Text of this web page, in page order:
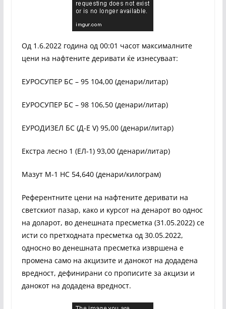
Од 1.6.2022 година од 00:01 часот максималните
цени на нафтените деривати ќе изнесуваат:
ЕУРОСУПЕР БС – 95 104,00 (денари/литар)
ЕУРОСУПЕР БС – 98 106,50 (денари/литар)
ЕУРОДИЗЕЛ БС (Д-Е V) 95,00 (денари/литар)
Екстра лесно 1 (ЕЛ-1) 93,00 (денари/литар)
Мазут М-1 НС 54,640 (денари/килограм)
Референтните цени на нафтените деривати на
светскиот пазар, како и курсот на денарот во однос
на доларот, во денешната пресметка (31.05.2022) се
исти со претходната пресметка од 30.05.2022,
односно во денешната пресметка извршена е
промена само на акцизите и данокот на додадена
вредност, дефинирани со прописите за акцизи и
данокот на додадена вредност.